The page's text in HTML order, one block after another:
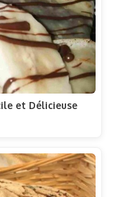
et Délicieuse